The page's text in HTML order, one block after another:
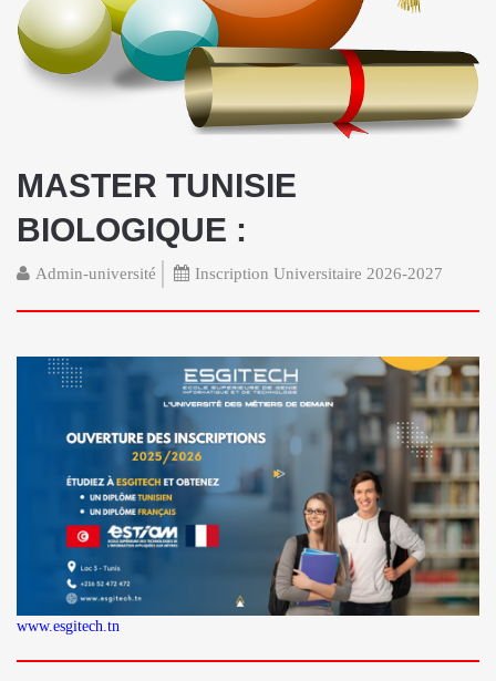
MASTER TUNISIE
BIOLOGIQUE :
Admin-université Inscription Universitaire 2026-2027
www.esgitech.tn